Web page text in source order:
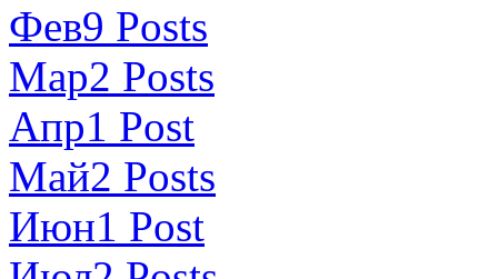
Фев9 Posts
Мар2 Posts
Апр1 Post
Май2 Posts
Июн1 Post